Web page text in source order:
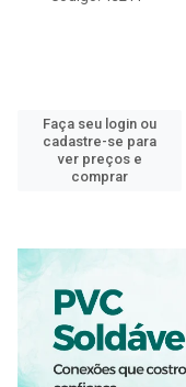
Faça seu login ou
cadastre-se para
ver preços e
comprar